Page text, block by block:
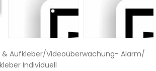
& Aufkleber/Videoüberwachung- Alarm/
Individuell